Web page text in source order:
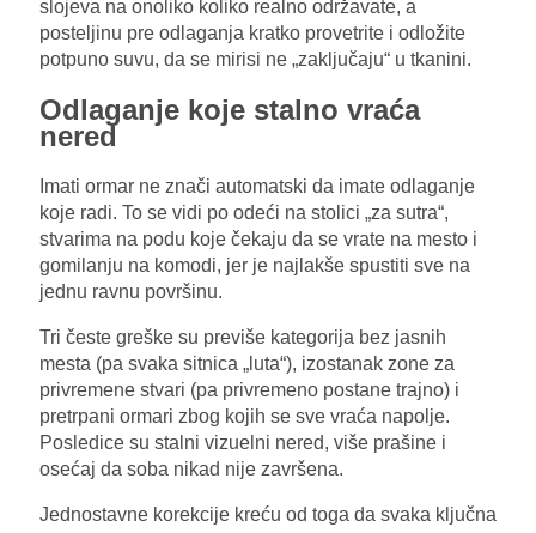
slojeva na onoliko koliko realno održavate, a
posteljinu pre odlaganja kratko provetrite i odložite
potpuno suvu, da se mirisi ne „zaključaju“ u tkanini.
Odlaganje koje stalno vraća
nered
Imati ormar ne znači automatski da imate odlaganje
koje radi. To se vidi po odeći na stolici „za sutra“,
stvarima na podu koje čekaju da se vrate na mesto i
gomilanju na komodi, jer je najlakše spustiti sve na
jednu ravnu površinu.
Tri česte greške su previše kategorija bez jasnih
mesta (pa svaka sitnica „luta“), izostanak zone za
privremene stvari (pa privremeno postane trajno) i
pretrpani ormari zbog kojih se sve vraća napolje.
Posledice su stalni vizuelni nered, više prašine i
osećaj da soba nikad nije završena.
Jednostavne korekcije kreću od toga da svaka ključna